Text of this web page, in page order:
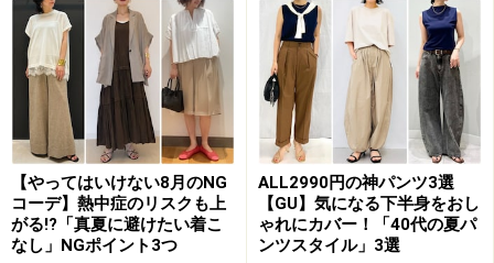
「抗菌アイテム」と聞くと、つい「機能が優先で、着心
地がいまいちだったり、コーディネートに取り入れにく
いのかも」というイメージを持ちやすいですが、こちら
は形がシンプルで着やすいのが◎。ナチュラルに取り入
れることができ、着まわしも効くので、ごく自然にウイ
【やってはいけない8月のNG
コーデ】熱中症のリスクも上
がる!?「真夏に避けたい着こ
なし」NGポイント3つ
ALL2990円の神パンツ3選
【GU】気になる下半身をおし
ゃれにカバー！「40代の夏パ
ンツスタイル」3選